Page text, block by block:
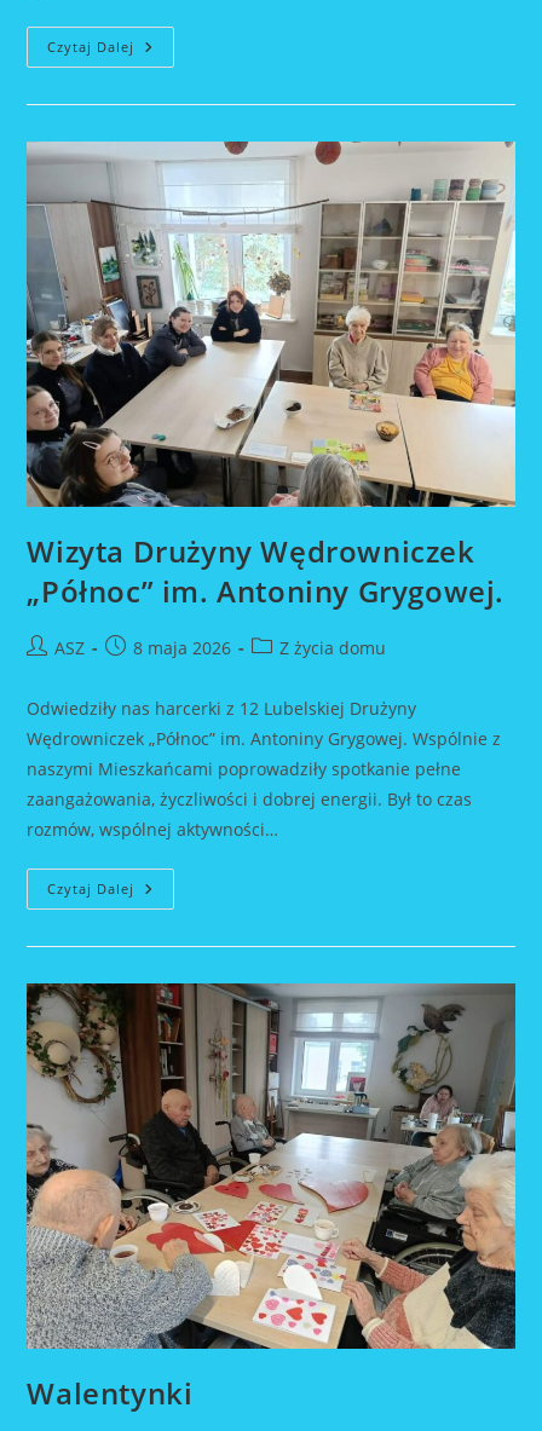
Czytaj Dalej Jasełka
Wizyta Drużyny Wędrowniczek
„Północ” im. Antoniny Grygowej.
PostASZ
Post8 maja 2026
PostZ życia domu
Odwiedziły nas harcerki z 12 Lubelskiej Drużyny
Wędrowniczek „Północ” im. Antoniny Grygowej. Wspólnie z
naszymi Mieszkańcami poprowadziły spotkanie pełne
zaangażowania, życzliwości i dobrej energii. Był to czas
rozmów, wspólnej aktywności…
Czytaj Dalej Wizyta
Drużyny
Grygowej.
Walentynki